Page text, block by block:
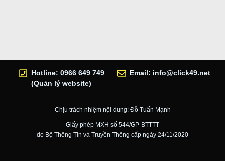
Hotline: 0966 649 749
(Quản lý website)
Email: info@click49.net
Chịu trách nhiệm nội dung: Đỗ Tuấn Mạnh
Giấy phép MXH số 544/GP-BTTTT
do Bộ Thông Tin và Truyền Thông cấp ngày 24/11/2020